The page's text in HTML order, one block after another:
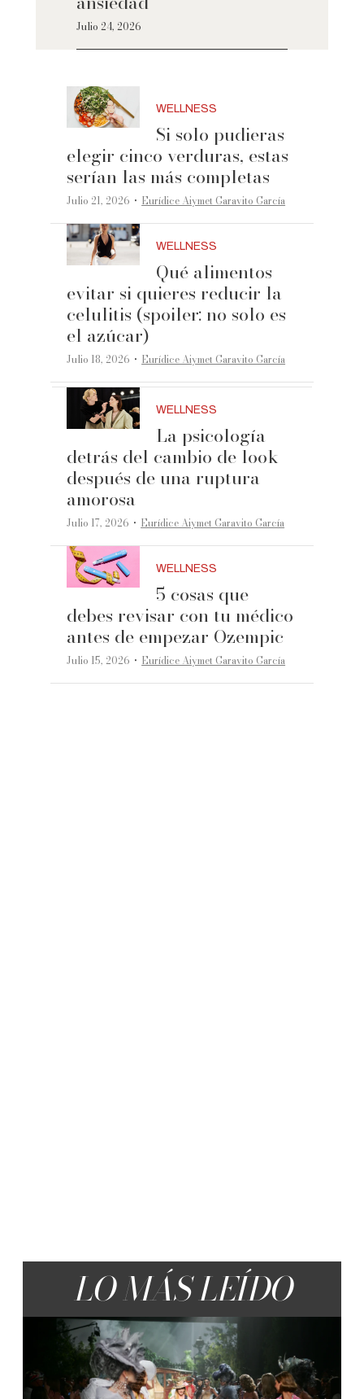
Julio 24, 2026
WELLNESS
Si solo pudieras
elegir cinco verduras, estas
serían las más completas
Julio 21, 2026 ·Eurídice Aiymet Garavito García
WELLNESS
Qué alimentos
evitar si quieres reducir la
celulitis (spoiler: no solo es
el azúcar)
Julio 18, 2026 ·Eurídice Aiymet Garavito García
WELLNESS
La psicología
detrás del cambio de look
después de una ruptura
amorosa
Julio 17, 2026 ·Eurídice Aiymet Garavito García
WELLNESS
5 cosas que
debes revisar con tu médico
antes de empezar Ozempic
Julio 15, 2026 ·Eurídice Aiymet Garavito García
LO MÁS LEÍDO